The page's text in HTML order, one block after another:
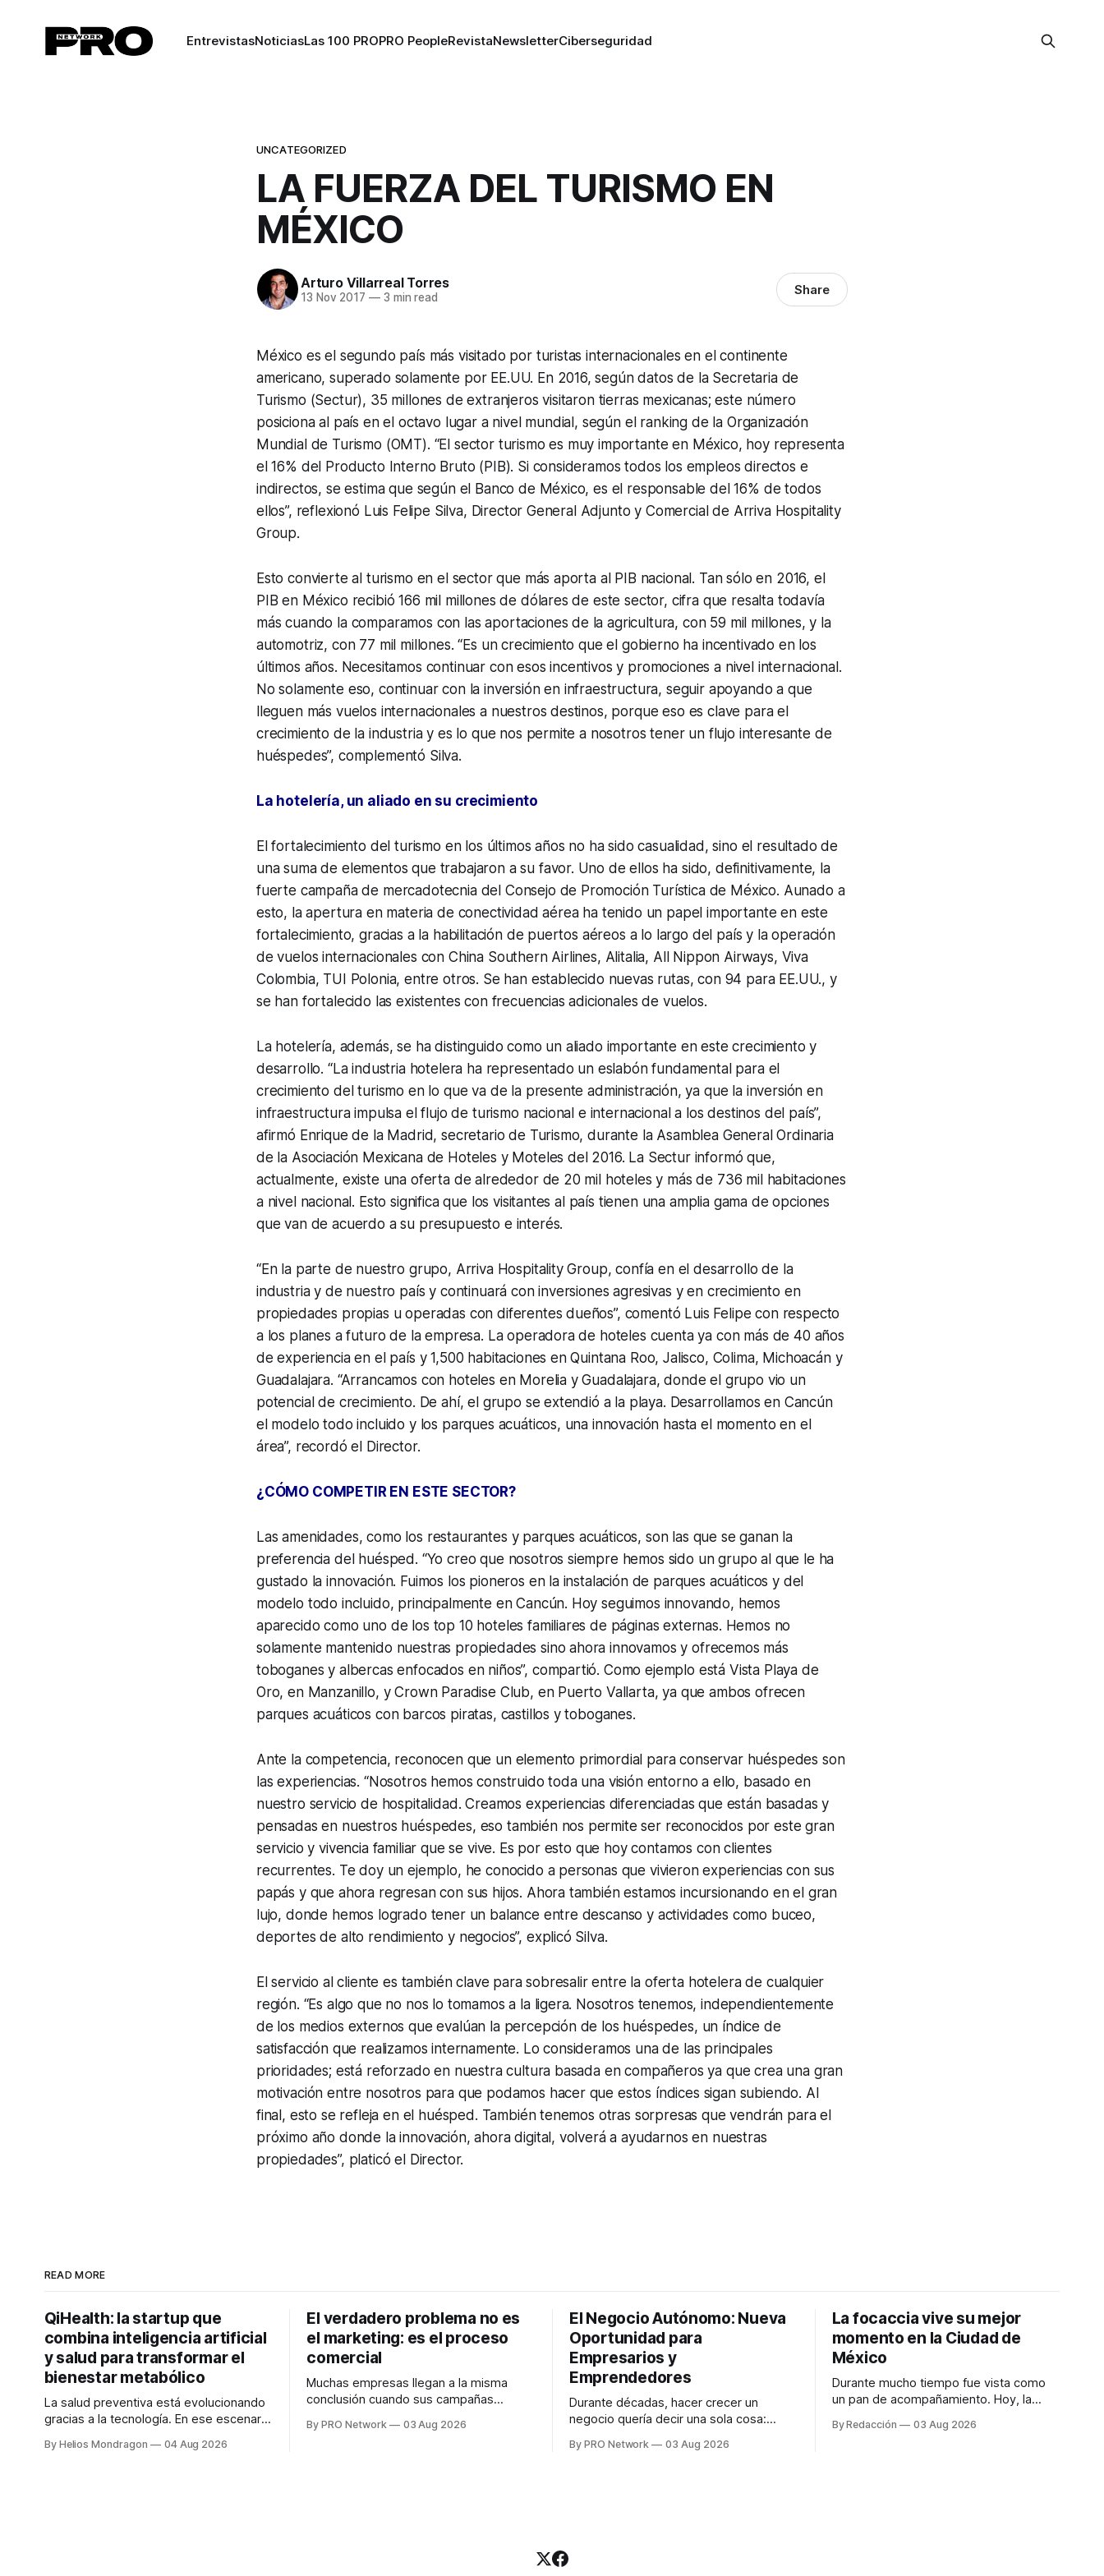
EntrevistasNoticiasLas 100 PROPRO PeopleRevistaNewsletterCiberseguridad
UNCATEGORIZED
LA FUERZA DEL TURISMO EN
MÉXICO
Arturo Villarreal Torres
13 Nov 2017 —3 min read Share
México es el segundo país más visitado por turistas internacionales en el continente
americano, superado solamente por EE.UU. En 2016, según datos de la Secretaria de
Turismo (Sectur), 35 millones de extranjeros visitaron tierras mexicanas; este número
posiciona al país en el octavo lugar a nivel mundial, según el ranking de la Organización
Mundial de Turismo (OMT). “El sector turismo es muy importante en México, hoy representa
el 16% del Producto Interno Bruto (PIB). Si consideramos todos los empleos directos e
indirectos, se estima que según el Banco de México, es el responsable del 16% de todos
ellos”, reflexionó Luis Felipe Silva, Director General Adjunto y Comercial de Arriva Hospitality
Group.
Esto convierte al turismo en el sector que más aporta al PIB nacional. Tan sólo en 2016, el
PIB en México recibió 166 mil millones de dólares de este sector, cifra que resalta todavía
más cuando la comparamos con las aportaciones de la agricultura, con 59 mil millones, y la
automotriz, con 77 mil millones. “Es un crecimiento que el gobierno ha incentivado en los
últimos años. Necesitamos continuar con esos incentivos y promociones a nivel internacional.
No solamente eso, continuar con la inversión en infraestructura, seguir apoyando a que
lleguen más vuelos internacionales a nuestros destinos, porque eso es clave para el
crecimiento de la industria y es lo que nos permite a nosotros tener un flujo interesante de
huéspedes”, complementó Silva.
La hotelería, un aliado en su crecimiento
El fortalecimiento del turismo en los últimos años no ha sido casualidad, sino el resultado de
una suma de elementos que trabajaron a su favor. Uno de ellos ha sido, definitivamente, la
fuerte campaña de mercadotecnia del Consejo de Promoción Turística de México. Aunado a
esto, la apertura en materia de conectividad aérea ha tenido un papel importante en este
fortalecimiento, gracias a la habilitación de puertos aéreos a lo largo del país y la operación
de vuelos internacionales con China Southern Airlines, Alitalia, All Nippon Airways, Viva
Colombia, TUI Polonia, entre otros. Se han establecido nuevas rutas, con 94 para EE.UU., y
se han fortalecido las existentes con frecuencias adicionales de vuelos.
La hotelería, además, se ha distinguido como un aliado importante en este crecimiento y
desarrollo. “La industria hotelera ha representado un eslabón fundamental para el
crecimiento del turismo en lo que va de la presente administración, ya que la inversión en
infraestructura impulsa el flujo de turismo nacional e internacional a los destinos del país”,
afirmó Enrique de la Madrid, secretario de Turismo, durante la Asamblea General Ordinaria
de la Asociación Mexicana de Hoteles y Moteles del 2016. La Sectur informó que,
actualmente, existe una oferta de alrededor de 20 mil hoteles y más de 736 mil habitaciones
a nivel nacional. Esto significa que los visitantes al país tienen una amplia gama de opciones
que van de acuerdo a su presupuesto e interés.
“En la parte de nuestro grupo, Arriva Hospitality Group, confía en el desarrollo de la
industria y de nuestro país y continuará con inversiones agresivas y en crecimiento en
propiedades propias u operadas con diferentes dueños”, comentó Luis Felipe con respecto
a los planes a futuro de la empresa. La operadora de hoteles cuenta ya con más de 40 años
de experiencia en el país y 1,500 habitaciones en Quintana Roo, Jalisco, Colima, Michoacán y
Guadalajara. “Arrancamos con hoteles en Morelia y Guadalajara, donde el grupo vio un
potencial de crecimiento. De ahí, el grupo se extendió a la playa. Desarrollamos en Cancún
el modelo todo incluido y los parques acuáticos, una innovación hasta el momento en el
área”, recordó el Director.
¿CÓMO COMPETIR EN ESTE SECTOR?
Las amenidades, como los restaurantes y parques acuáticos, son las que se ganan la
preferencia del huésped. “Yo creo que nosotros siempre hemos sido un grupo al que le ha
gustado la innovación. Fuimos los pioneros en la instalación de parques acuáticos y del
modelo todo incluido, principalmente en Cancún. Hoy seguimos innovando, hemos
aparecido como uno de los top 10 hoteles familiares de páginas externas. Hemos no
solamente mantenido nuestras propiedades sino ahora innovamos y ofrecemos más
toboganes y albercas enfocados en niños”, compartió. Como ejemplo está Vista Playa de
Oro, en Manzanillo, y Crown Paradise Club, en Puerto Vallarta, ya que ambos ofrecen
parques acuáticos con barcos piratas, castillos y toboganes.
Ante la competencia, reconocen que un elemento primordial para conservar huéspedes son
las experiencias. “Nosotros hemos construido toda una visión entorno a ello, basado en
nuestro servicio de hospitalidad. Creamos experiencias diferenciadas que están basadas y
pensadas en nuestros huéspedes, eso también nos permite ser reconocidos por este gran
servicio y vivencia familiar que se vive. Es por esto que hoy contamos con clientes
recurrentes. Te doy un ejemplo, he conocido a personas que vivieron experiencias con sus
papás y que ahora regresan con sus hijos. Ahora también estamos incursionando en el gran
lujo, donde hemos logrado tener un balance entre descanso y actividades como buceo,
deportes de alto rendimiento y negocios”, explicó Silva.
El servicio al cliente es también clave para sobresalir entre la oferta hotelera de cualquier
región. “Es algo que no nos lo tomamos a la ligera. Nosotros tenemos, independientemente
de los medios externos que evalúan la percepción de los huéspedes, un índice de
satisfacción que realizamos internamente. Lo consideramos una de las principales
prioridades; está reforzado en nuestra cultura basada en compañeros ya que crea una gran
motivación entre nosotros para que podamos hacer que estos índices sigan subiendo. Al
final, esto se refleja en el huésped. También tenemos otras sorpresas que vendrán para el
próximo año donde la innovación, ahora digital, volverá a ayudarnos en nuestras
propiedades”, platicó el Director.
READ MORE
QiHealth: la startup que
combina inteligencia artificial
y salud para transformar el
bienestar metabólico
La salud preventiva está evolucionando
gracias a la tecnología. En ese escenario
desarrolla un ecosistema digital capaz
By Helios Mondragon 04 Aug 2026
El verdadero problema no es
el marketing: es el proceso
comercial
Muchas empresas llegan a la misma
conclusión cuando sus campañas
marketing no funciona". Sin embargo,
By PRO Network 03 Aug 2026
El Negocio Autónomo: Nueva
Oportunidad para
Empresarios y
Emprendedores
Durante décadas, hacer crecer un
negocio quería decir una sola cosa:
anuncios, un especialista en marketing
By PRO Network 03 Aug 2026
La focaccia vive su mejor
momento en la Ciudad de
México
Durante mucho tiempo fue vista como
un pan de acompañamiento. Hoy, la
platillos favoritos de quienes buscan
By Redacción 03 Aug 2026